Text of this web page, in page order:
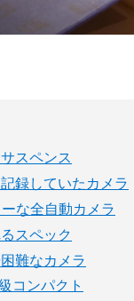
スペンス
録していたカメラ
な全自動カメラ
スペック
難なカメラ
コンパクト